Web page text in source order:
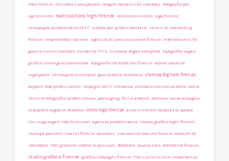
libro firenze resistere e prosperare meglio italiani che zombies fotografia per
agriturismi realizzazione loghi firenze recensioni clienti logo firenze
campagne pubblicitarie 2017 scatole per protesi dentarie servizi di marketing
firenze imprenditori italiani agenzia di comunicazione firenze internet anni 90
guerre rinascimentali austerity 1973 insalata vegan completa tipografia vegan
grafico immagine coordinata tipografia etichette olio firenze buone vacanze
regalpetra immagine aziendale giorno della memoria stampa digitale firenze
keplero foto professionali impegni 2017 rimbaud prendere coscienza della storia
servizio fotografico professionale packaging fieri e ardenti Abramo carta ecologica
le quattro regole di Buddha costo logo firenze ama il rischio Gnocchi di patate
con sugo vegan etty hillesum agenzia pubblicitaria studio grafico loghi firenze
stampa pannelli interni firenze bambini sito vetrina low cost firenze Gnocchi di
Steinbeck SEO gratuito cattive le passioni Botticelli buona luce vetrofanie firenze
studio grafico a Firenze grafica cataloghi firenze Tito Lucrezio Caro importanza